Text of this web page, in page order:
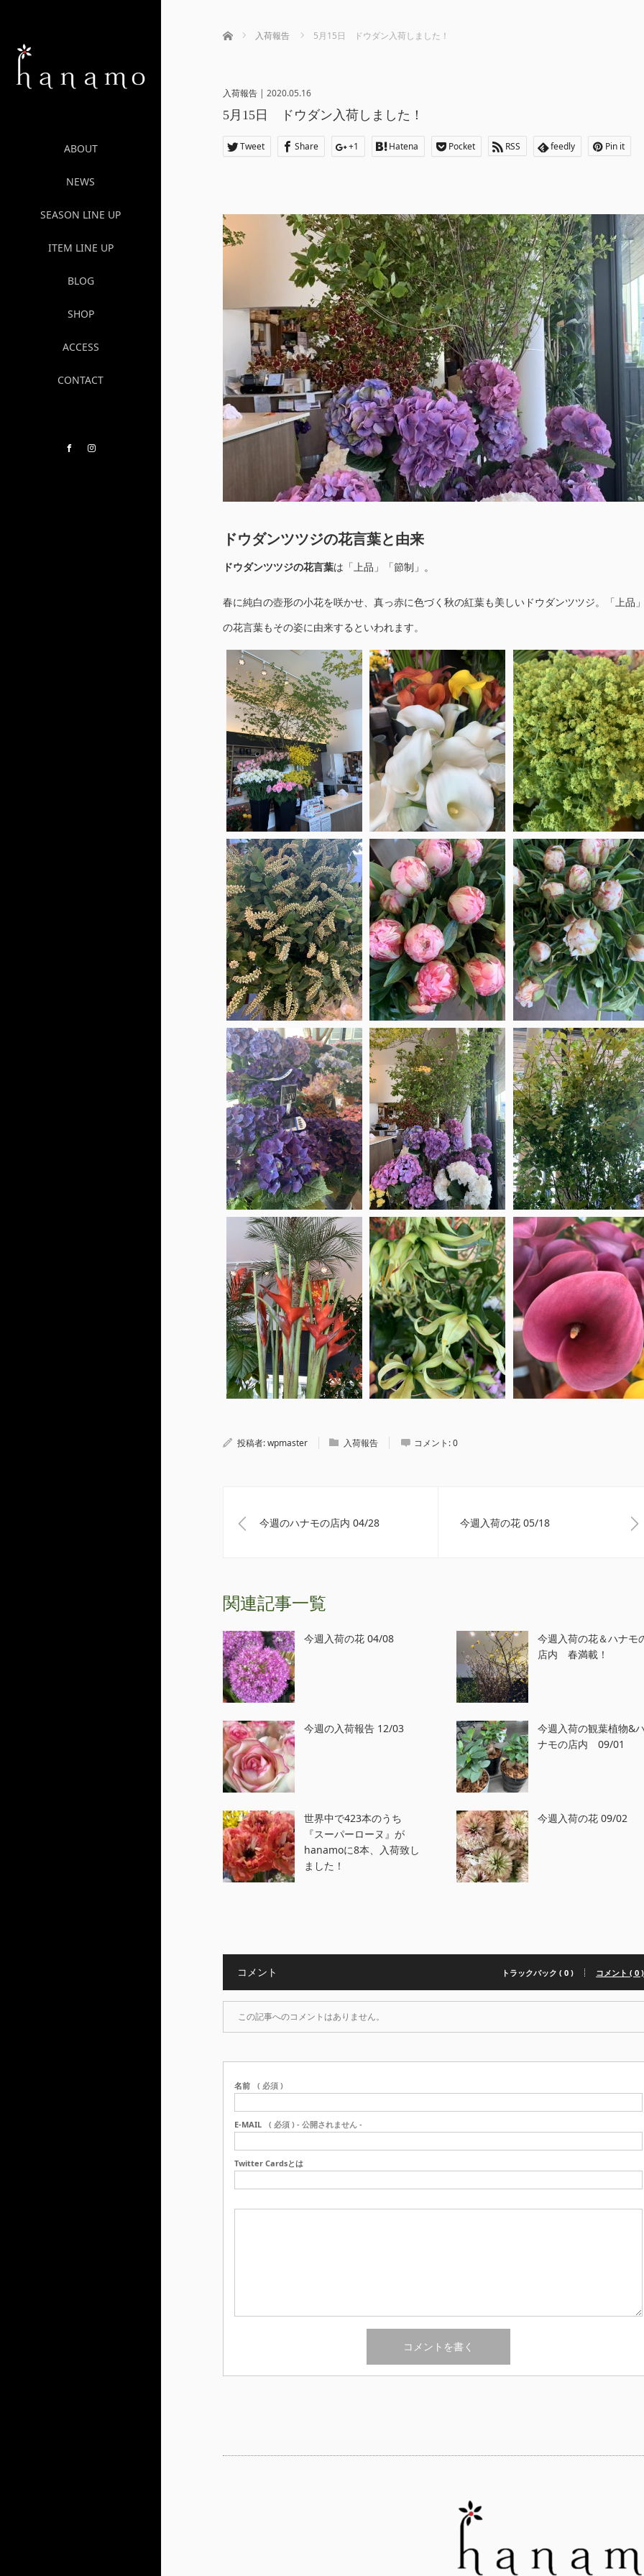
ABOUT
NEWS
SEASON LINE UP
ITEM LINE UP
BLOG
SHOP
ACCESS
CONTACT
Facebook
ホーム 入荷報告 5月15日 ドウダン入荷しました！
入荷報告| 2020.05.16
5月15日 ドウダン入荷しました！
Tweet Share +1 Hatena Pocket RSS feedly Pin it
ドウダンツツジの花言葉と由来
ドウダンツツジの花言葉は「上品」「節制」。
春に純白の壺形の小花を咲かせ、真っ赤に色づく秋の紅葉も美しいドウダンツツジ。「上品
の花言葉もその姿に由来するといわれます。
投稿者:wpmaster 入荷報告 コメント:0
今週のハナモの店内 04/28 今週入荷の花 05/18
関連記事一覧
今週入荷の花 04/08
今週入荷の花＆ハナモ
店内 春満載！
今週の入荷報告 12/03
今週入荷の観葉植物&
ナモの店内 09/01
世界中で423本のうち
『スーパーローヌ』が
hanamoに8本、入荷致し
ました！
今週入荷の花 09/02
コメント トラックバック ( 0 ) コメント ( 0 )
この記事へのコメントはありません。
名前 ( 必須 )
E-MAIL ( 必須 ) - 公開されません -
Twitter Cardsとは